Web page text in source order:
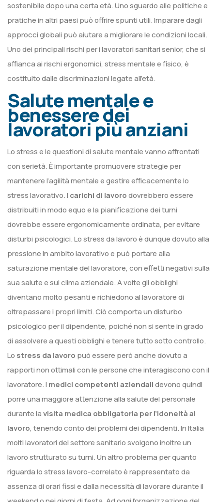
sostenibile dopo una certa età. Uno sguardo alle politiche e
pratiche in altri paesi può offrire spunti utili. Imparare dagli
approcci globali può aiutare a migliorare le condizioni locali.
Uno dei principali rischi per i lavoratori sanitari senior, che si
affianca ai rischi ergonomici, stress mentale e fisico, è
costituito dalle discriminazioni legate all’età.
Salute mentale e
benessere dei
lavoratori più anziani
Lo stress e le questioni di salute mentale vanno affrontati
con serietà. È importante promuovere strategie per
mantenere l’agilità mentale e gestire efficacemente lo
stress lavorativo. I carichi di lavorodovrebbero essere
distribuiti in modo equo e la pianificazione dei turni
dovrebbe essere ergonomicamente ordinata, per evitare
disturbi psicologici. Lo stress da lavoro è dunque dovuto alla
pressione in ambito lavorativo e può portare alla
saturazione mentale del lavoratore, con effetti negativi sulla
sua salute e sul clima aziendale. A volte gli obblighi
diventano molto pesanti e richiedono al lavoratore di
oltrepassare i propri limiti. Ciò comporta un disturbo
psicologico per il dipendente, poiché non si sente in grado
di assolvere a questi obblighi e tenere tutto sotto controllo.
Lo stress da lavoro può essere però anche dovuto a
rapporti non ottimali con le persone che interagiscono con il
lavoratore. I medici competenti aziendalidevono quindi
porre una maggiore attenzione alla salute del personale
durante lavisita medica obbligatoria per l’idoneità al
lavoro, tenendo conto dei problemi dei dipendenti. In Italia
molti lavoratori del settore sanitario svolgono inoltre un
lavoro strutturato su turni. Un altro problema per quanto
riguarda lo stress lavoro-correlato è rappresentato da
assenza di orari fissi e dalla necessità di lavorare durante il